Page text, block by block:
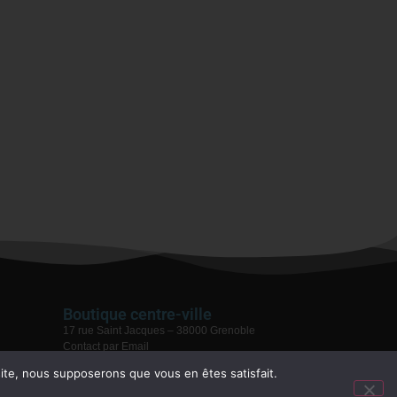
Boutique centre-ville
17 rue Saint Jacques – 38000 Grenoble
Contact par Email
nous supposerons que vous en êtes satisfait.